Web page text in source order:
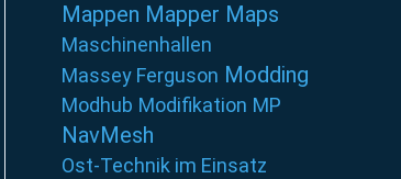
Mappen Mapper Maps
Maschinenhallen
Massey Ferguson Modding
Modhub Modifikation MP
NavMesh
Ost-Technik im Einsatz